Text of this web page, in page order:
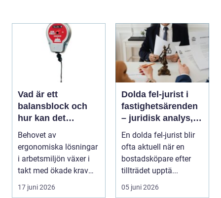
Vad är ett
balansblock och
hur kan det
förbättra din
industriella
arbetsmiljö?
Behovet av
ergonomiska lösningar
i arbetsmiljön växer i
takt med ökade krav
p&ar...
17 juni 2026
Dolda fel-jurist i
fastighetsärenden
– juridisk analys,
beviskrav och hur
ansvar fördelas vid
bostadsköp
En dolda fel-jurist blir
ofta aktuell när en
bostadsköpare efter
tillträdet upptä...
05 juni 2026